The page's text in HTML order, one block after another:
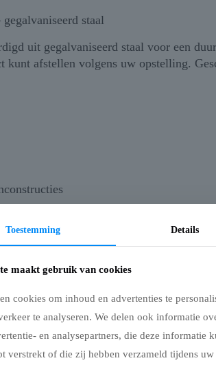
staal
uit gegalvaniseerd staal voor een
kunt afstellen volgens uw opstelling.
stabiele oplossing voor het
Toestemming Details
maakt gebruik van cookies
cookies om inhoud en advertenties te
te analyseren. We delen ook informatie
en analysepartners, die deze informatie
verstrekt of die zij hebben verzameld tijdens